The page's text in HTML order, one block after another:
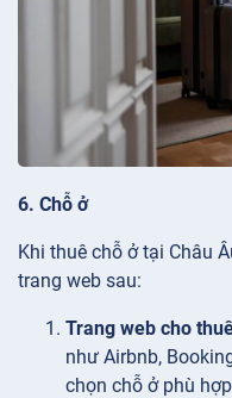
6. Chỗ ở
Khi thuê chỗ ở tại Châu
trang web sau:
Trang web cho
như Airbnb,
chọn chỗ ở phù